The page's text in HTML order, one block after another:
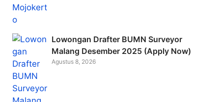
Lowongan Drafter BUMN Surveyor
Malang Desember 2025 (Apply Now)
Agustus 8, 2026